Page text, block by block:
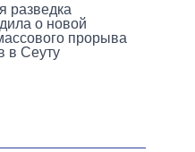
разведка
о новой
прорыва
в Сеуту